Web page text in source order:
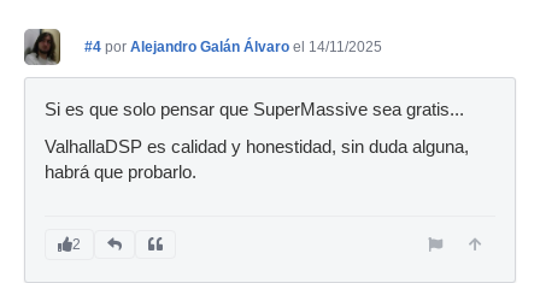
#4 por Alejandro Galán Álvaro el 14/11/2025
Si es que solo pensar que SuperMassive sea gratis...
ValhallaDSP es calidad y honestidad, sin duda alguna,
habrá que probarlo.
2